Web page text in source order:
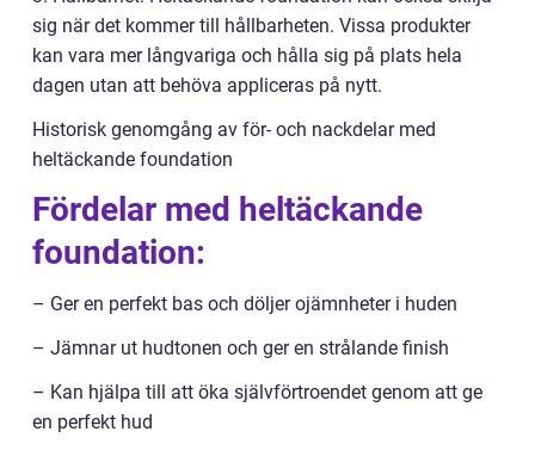
sig när det kommer till hållbarheten. Vissa produkter
kan vara mer långvariga och hålla sig på plats hela
dagen utan att behöva appliceras på nytt.
Historisk genomgång av för- och nackdelar med
heltäckande foundation
Fördelar med heltäckande
foundation:
– Ger en perfekt bas och döljer ojämnheter i huden
– Jämnar ut hudtonen och ger en strålande finish
– Kan hjälpa till att öka självförtroendet genom att ge
en perfekt hud